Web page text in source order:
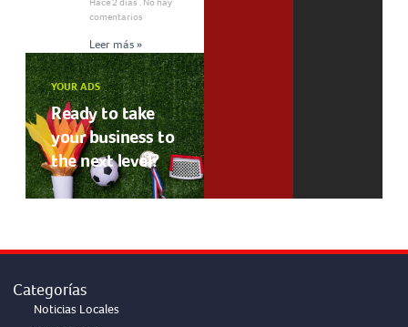
comentarios
Leer más »
YOUR ADS
Ready to take
your business to
the next level?
Categorías
Noticias Locales